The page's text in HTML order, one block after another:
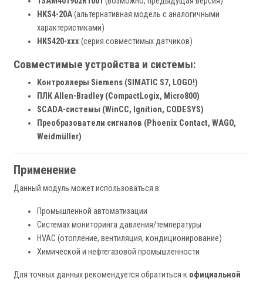
HKS4-20A(альтернативная модель с аналогичными
характеристиками)
HKS420-xxx (серия совместимых датчиков)
Совместимые устройства и системы:
Контроллеры Siemens (SIMATIC S7, LOGO!)
ПЛК Allen-Bradley (CompactLogix, Micro800)
SCADA-системы (WinCC, Ignition, CODESYS)
Преобразователи сигналов (Phoenix Contact, WAGO,
Weidmüller)
Применение
Данный модуль может использоваться в:
Промышленной автоматизации
Системах мониторинга давления/температуры
HVAC (отопление, вентиляция, кондиционирование)
Химической и нефтегазовой промышленности
Для точных данных рекомендуется обратиться к официальной